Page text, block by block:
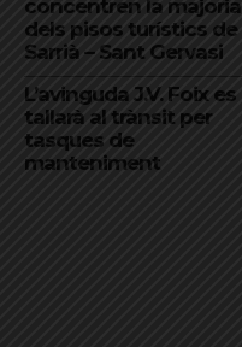
concentren la majoria
dels pisos turístics de
Sarrià – Sant Gervasi
L’avinguda J.V. Foix es
tallarà al trànsit per
tasques de
manteniment